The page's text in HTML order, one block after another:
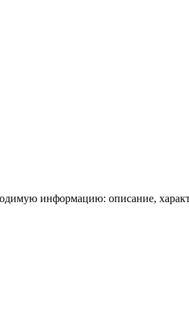
информацию: описание,